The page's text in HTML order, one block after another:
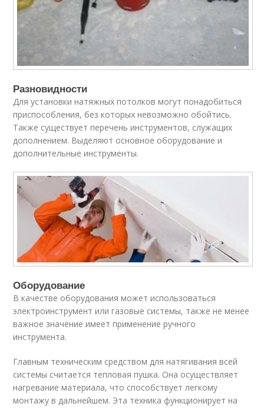
Разновидности
Для установки натяжных потолков могут понадобиться
приспособления, без которых невозможно обойтись.
Также существует перечень инструментов, служащих
дополнением. Выделяют основное оборудование и
дополнительные инструменты.
Оборудование
В качестве оборудования может использоваться
электроинструмент или газовые системы, также не менее
важное значение имеет применение ручного
инструмента.
Главным техническим средством для натягивания всей
системы считается тепловая пушка. Она осуществляет
нагревание материала, что способствует легкому
монтажу в дальнейшем. Эта техника функционирует на